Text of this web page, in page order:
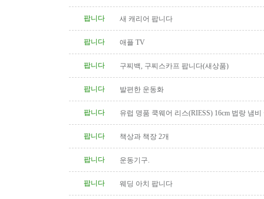
팝니다
새 캐리어 팝니다
팝니다 애플 TV
팝니다 구찌백, 구찌스카프 팝니다(새상품)
팝니다 발편한 운동화
팝니다 유럽 명품 쿡웨어 리스(RIESS) 16cm 법랑 냄
팝니다 책상과 책장 2개
팝니다 운동기구.
팝니다 웨딩 아치 팝니다